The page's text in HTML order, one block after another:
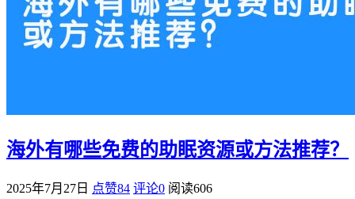
海外有哪些免费的助眠资源或方法推荐？
2025年7月27日 点赞84 评论0 阅读606